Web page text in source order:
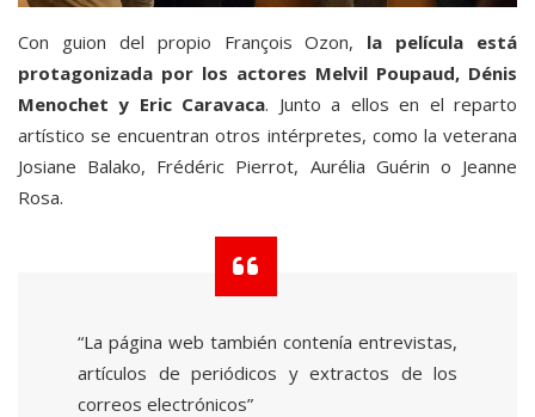
Con guion del propio François Ozon, la película está
protagonizada por los actores Melvil Poupaud, Dénis
Menochet y Eric Caravaca. Junto a ellos en el reparto
artístico se encuentran otros intérpretes, como la veterana
Josiane Balako, Frédéric Pierrot, Aurélia Guérin o Jeanne
Rosa.
“La página web también contenía entrevistas,
artículos de periódicos y extractos de los
correos electrónicos”